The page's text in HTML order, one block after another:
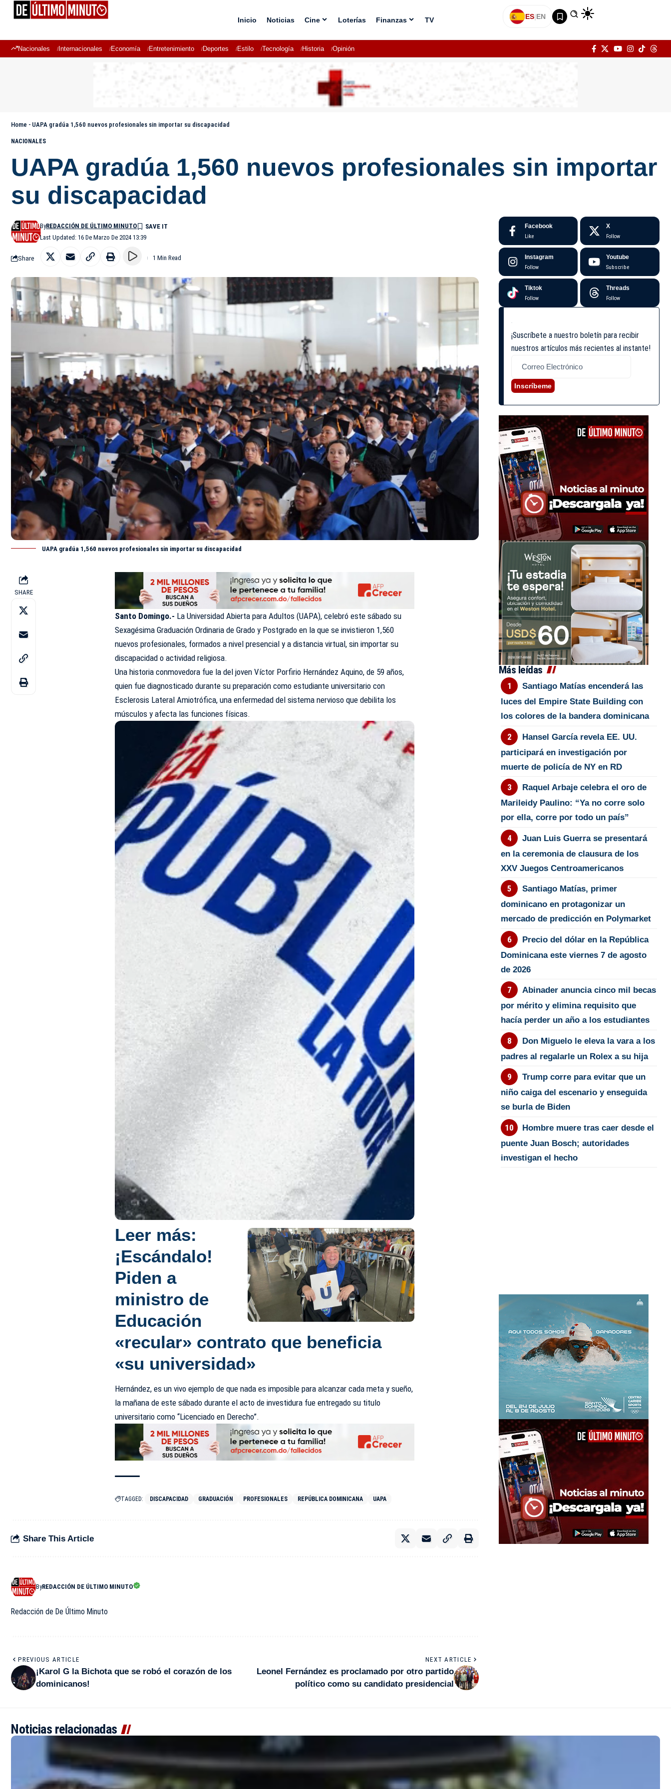
Inicio Noticias Cine Loterías Finanzas TV ES|EN
Nacionales Internacionales Economía Entretenimiento Deportes Estilo Tecnología Historia Opinión
Home - UAPA gradúa 1,560 nuevos profesionales sin importar su discapacidad
NACIONALES
UAPA gradúa 1,560 nuevos profesionales sin importar
su discapacidad
Last Updated: 16 De Marzo De 2024 13:39
ByREDACCIÓN DE ÚLTIMO MINUTO
Share 1 Min Read
UAPA gradúa 1,560 nuevos profesionales sin importar su discapacidad
SHARE
Santo Domingo.- La Universidad Abierta para Adultos (UAPA), celebró este sábado su
Sexagésima Graduación Ordinaria de Grado y Postgrado en la que se invistieron 1,560
nuevos profesionales, formados a nivel presencial y a distancia virtual, sin importar su
discapacidad o actividadreligiosa.
Una historia conmovedora fue la del joven Víctor Porfirio Hernández Aquino, de 59 años,
quien fue diagnosticado durante su preparación como estudiante universitario con
Esclerosis Lateral Amiotrófica, una enfermedad del sistema nervioso que debilita los
músculos y afecta las funciones físicas.
Leer más:
¡Escándalo!
Piden a
ministro de
Educación
«recular» contrato que beneficia
«su universidad»
Hernández, es un vivo ejemplo de que nada es imposible para alcanzar cada meta y sueño,
la mañana de este sábado durante el acto de investidura fue entregado su titulo
universitario como “Licenciado en Derecho”.
TAGGED: DISCAPACIDAD GRADUACIÓN PROFESIONALES REPÚBLICA DOMINICANA UAPA
Share This Article
ByREDACCIÓN DE ÚLTIMO MINUTO
Redacción de De Último Minuto
PREVIOUS ARTICLE
¡Karol G la Bichota que se robó el corazón de los
dominicanos!
NEXT ARTICLE
Leonel Fernández es proclamado por otro partido
político como su candidato presidencial
Facebook
Like
X
Follow
Instagram
Follow
Youtube
Subscribe
Tiktok
Follow
Threads
Follow
¡Suscríbete a nuestro boletín para recibir
nuestros artículos más recientes al instante!
Inscríbeme
Más leídas
Santiago Matías encenderá las
luces del Empire State Building con
los colores de la bandera dominicana
Hansel García revela EE. UU.
participará en investigación por
muerte de policía de NY en RD
Raquel Arbaje celebra el oro de
Marileidy Paulino: “Ya no corre solo
por ella, corre por todo un país”
Juan Luis Guerra se presentará
en la ceremonia de clausura de los
XXV Juegos Centroamericanos
Santiago Matías, primer
dominicano en protagonizar un
mercado de predicción en Polymarket
Precio del dólar en la República
Dominicana este viernes 7 de agosto
de 2026
Abinader anuncia cinco mil becas
por mérito y elimina requisito que
hacía perder un año a los estudiantes
Don Miguelo le eleva la vara a los
padres al regalarle un Rolex a su hija
Trump corre para evitar que un
niño caiga del escenario y enseguida
se burla de Biden
Hombre muere tras caer desde el
puente Juan Bosch; autoridades
investigan el hecho
Noticias relacionadas